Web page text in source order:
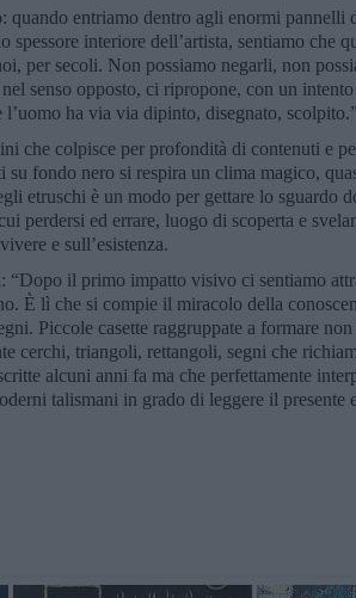
quando entriamo dentro agli enormi
interiore dell’artista, sentiamo che
per secoli. Non possiamo negarli, non
senso opposto, ci ripropone, con un
ha via via dipinto, disegnato, scolpito.”
che colpisce per profondità di contenuti e
su fondo nero si respira un clima magico,
etruschi è un modo per gettare lo sguardo
perdersi ed errare, luogo di scoperta e
e sull’esistenza.
“Dopo il primo impatto visivo ci sentiamo
È lì che si compie il miracolo della
Piccole casette raggruppate a formare
cerchi, triangoli, rettangoli, segni che
alcuni anni fa ma che perfettamente
talismani in grado di leggere il presente